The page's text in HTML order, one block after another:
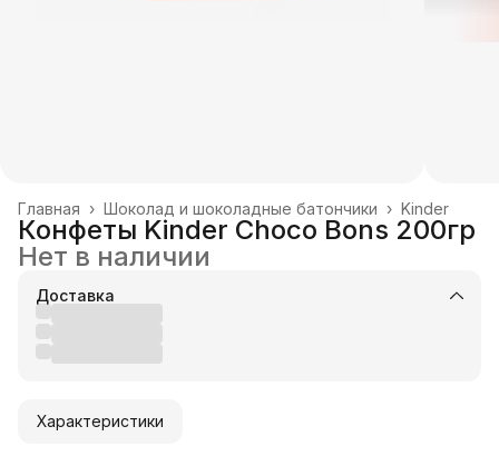
Kinder
Шоколад и шоколадные батончики ›
Главная ›
Конфеты Kinder Choco Bons 200гр
Нет в наличии
Доставка
Характеристики